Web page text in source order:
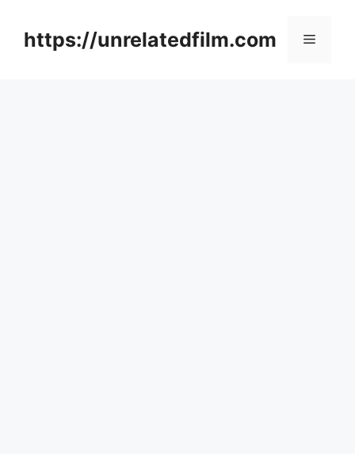
contenthttps://unrelatedfilm.com Menu